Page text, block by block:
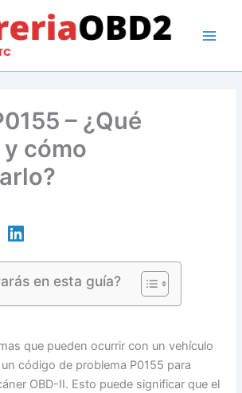
– ¿Qué
cómo
en esta guía?
que pueden ocurrir con un vehículo
código de problema P0155 para
OBD-II. Esto puede significar que el